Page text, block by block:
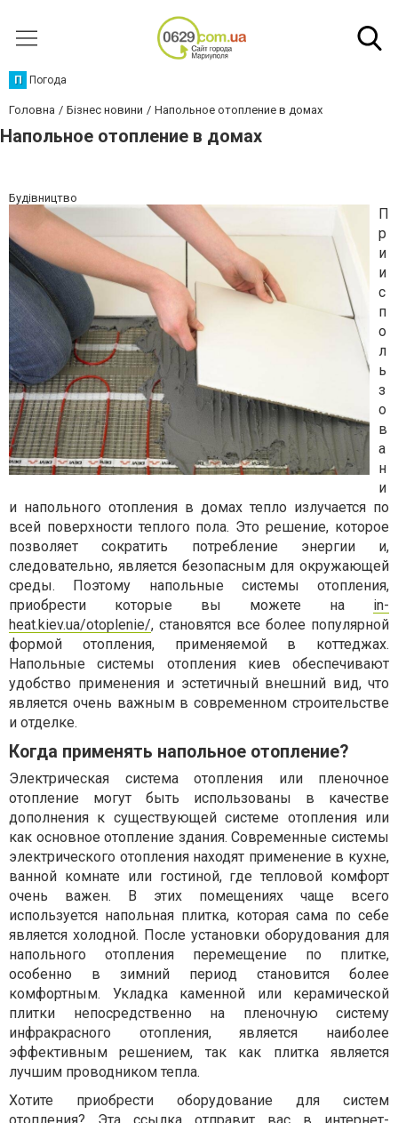
П Погода
Головна Бізнес новини Напольное отопление в домах
Напольное отопление в домах
Будівництво
П
р
и
и
с
п
о
л
ь
з
о
в
а
н
и
и напольного отопления в домах тепло излучается по
всей поверхности теплого пола. Это решение, которое
позволяет сократить потребление энергии и,
следовательно, является безопасным для окружающей
среды. Поэтому напольные системы отопления,
приобрести которые вы можете на in-
heat.kiev.ua/otoplenie/, становятся все более популярной
формой отопления, применяемой в коттеджах.
Напольные системы отопления киев обеспечивают
удобство применения и эстетичный внешний вид, что
является очень важным в современном строительстве
и отделке.
Когда применять напольное отопление?
Электрическая система отопления или пленочное
отопление могут быть использованы в качестве
дополнения к существующей системе отопления или
как основное отопление здания. Современные системы
электрического отопления находят применение в кухне,
ванной комнате или гостиной, где тепловой комфорт
очень важен. В этих помещениях чаще всего
используется напольная плитка, которая сама по себе
является холодной. После установки оборудования для
напольного отопления перемещение по плитке,
особенно в зимний период становится более
комфортным. Укладка каменной или керамической
плитки непосредственно на пленочную систему
инфракрасного отопления, является наиболее
эффективным решением, так как плитка является
лучшим проводником тепла.
Хотите приобрести оборудование для систем